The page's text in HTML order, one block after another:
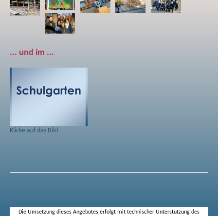
... und im ...
Klicke auf das Bild
Die Umsetzung dieses Angebotes erfolgt mit technischer Unterstützung des